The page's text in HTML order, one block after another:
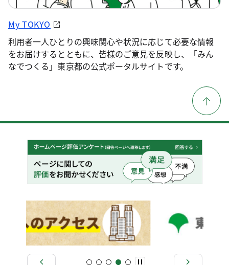
My TOKYO
利用者一人ひとりの興味関心や状況に応じて必要な情報
をお届けするとともに、皆様のご意見を反映し、「みん
なでつくる」東京都の公式ポータルサイトです。